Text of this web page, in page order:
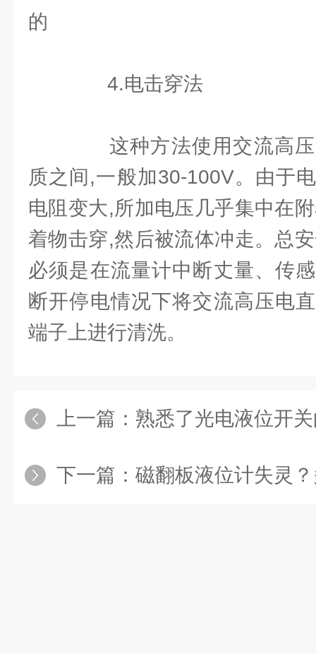
的
4.电击穿法
这种方法使用交流高压
质之间,一般加30-100V。由于
电阻变大,所加电压几乎集中在
着物击穿,然后被流体冲走。总
必须是在流量计中断丈量、传
断开停电情况下将交流高压电
端子上进行清洗。
上一篇： 熟悉了光电液位开关的功
下一篇： 磁翻板液位计失灵？